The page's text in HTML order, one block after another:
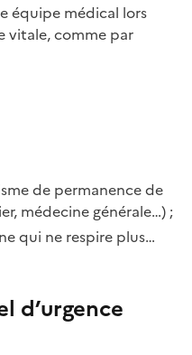
équipe médical lors
vitale, comme par
de permanence de
médecine générale…) ;
qui ne respire plus…
d’urgence